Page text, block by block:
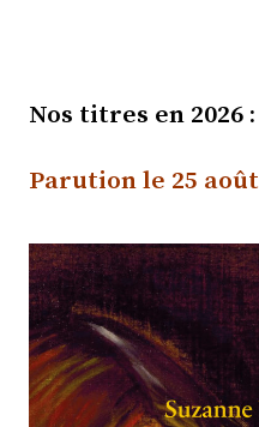
Nos titres en 2026 :
Parution le 25 août